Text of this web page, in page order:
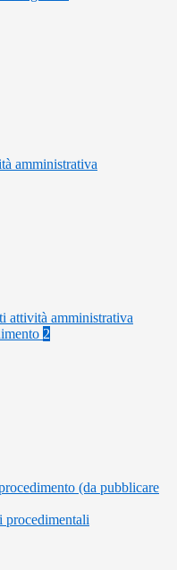
amministrativa
attività amministrativa
2
(da pubblicare
procedimentali